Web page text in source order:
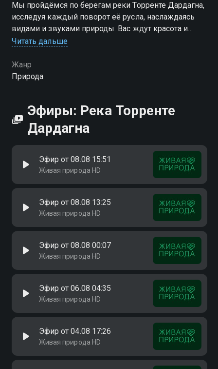
Мы пройдёмся по берегам реки Торренте Дардагна,
исследуя каждый поворот её русла, наслаждаясь
видами и звуками природы. Вас ждут красота и
спокойствие!
Посмотреть онлайн 1 сезон сериала Река Торренте
Дардагна вы можете совершенно бесплатно в
Читать дальше
Жанр
Природа
Эфиры: Река Торренте
Дардагна
Эфир от 08.08 15:51
Живая природа HD
Эфир от 08.08 13:25
Живая природа HD
Эфир от 08.08 00:07
Живая природа HD
Эфир от 06.08 04:35
Живая природа HD
Эфир от 04.08 17:26
Живая природа HD